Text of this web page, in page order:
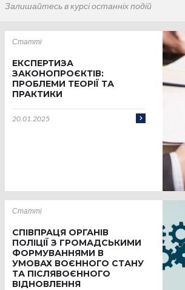
Залишайтесь в курсі останніх подій
Статті
ЕКСПЕРТИЗА
ЗАКОНОПРОЄКТІВ:
ПРОБЛЕМИ ТЕОРІЇ ТА
ПРАКТИКИ
20.01.2025
Статті
СПІВПРАЦЯ ОРГАНІВ
ПОЛІЦІЇ З ГРОМАДСЬКИМИ
ФОРМУВАННЯМИ В
УМОВАХ ВОЄННОГО СТАНУ
ТА ПІСЛЯВОЄННОГО
ВІДНОВЛЕННЯ